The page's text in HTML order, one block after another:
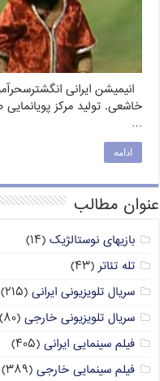
خاشعی. تولید مرکز
…
ادامه
عنوان مطالب
بازیهای نوستالژیک (۱۴)
تله تئاتر (۴۳)
سریال تلویزیونی ایرانی (۲۱۵)
سریال تلویزیونی خارجی (۸۰)
فیلم سینمایی ایرانی (۴۰۵)
فیلم سینمایی خارجی (۳۸۹)